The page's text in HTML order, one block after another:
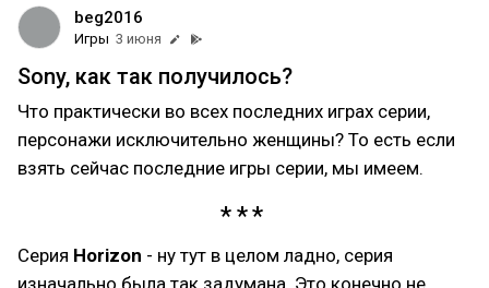
beg2016
Игры 3 июня
Sony, как так получилось?
Что практически во всех последних играх серии,
персонажи исключительно женщины? То есть если
взять сейчас последние игры серии, мы имеем.
Серия Horizon - ну тут в целом ладно, серия
изначально была так задумана. Это конечно не